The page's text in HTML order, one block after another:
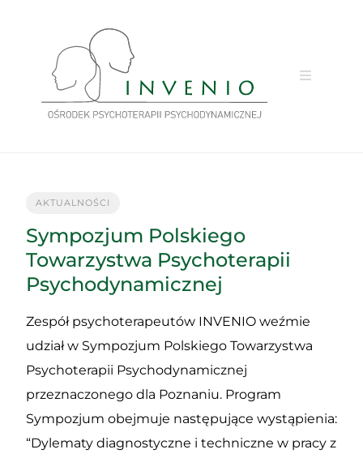
AKTUALNOŚCI
Sympozjum Polskiego
Towarzystwa Psychoterapii
Psychodynamicznej
Zespół psychoterapeutów INVENIO weźmie
udział w Sympozjum Polskiego Towarzystwa
Psychoterapii Psychodynamicznej
przeznaczonego dla Poznaniu. Program
Sympozjum obejmuje następujące wystąpienia:
“Dylematy diagnostyczne i techniczne w pracy z